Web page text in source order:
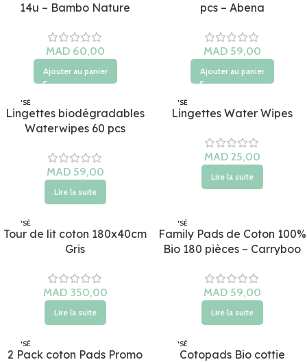
14u – Bambo Nature
MAD
Ajouter au panier
pcs – Abena
MAD
Ajouter au panier
ÉPUISÉ
Lingettes biodégradables
Waterwipes 60 pcs
MAD
Lire la suite
ÉPUISÉ
Lingettes Water Wipes
MAD
Lire la suite
ÉPUISÉ
Tour de lit coton 180x40cm
Gris
MAD
Lire la suite
ÉPUISÉ
Family Pads de Coton 100%
Bio 180 pièces – Carryboo
MAD
Lire la suite
ÉPUISÉ
2 Pack coton Pads Promo
ÉPUISÉ
Cotopads Bio cottie